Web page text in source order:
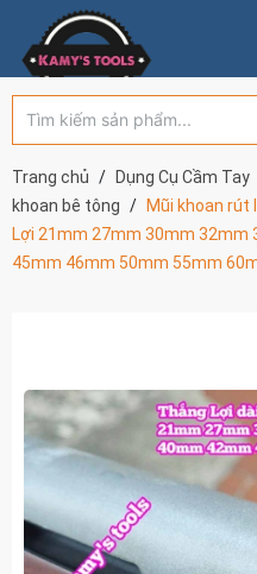
Trang chủ Dụng Cụ Cầm Tay
khoan bê tông
Mũi khoan rút
Lợi 21mm 27mm 30mm
45mm 46mm 50mm 55mm